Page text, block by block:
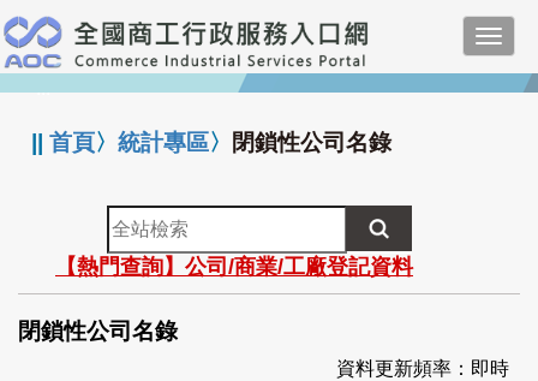
跳
到
主
要
:::
||首頁〉統計專區〉 閉鎖性公司名錄
全
站
檢
索
【熱門查詢】公司/商業/工廠登記資料
閉鎖性公司名錄
資料更新頻率：即時